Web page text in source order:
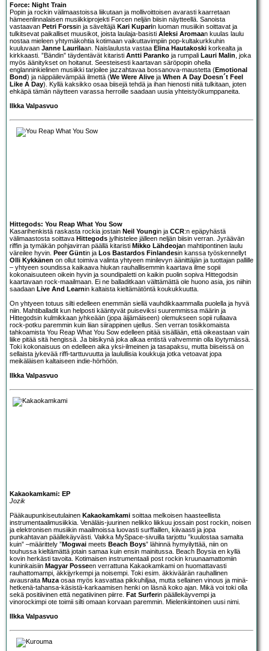
Force: Night Train
Popin ja rockin välimaastoissa liikutaan ja mollivoittoisen avarasti kaarretaan
hämeenlinnalaisen musiikkiprojekti Forcen neljän biisin näytteellä. Sanoista
vastaavan Petri Forssin ja säveltäjä Kari Kuparin luoman musiikin soittavat ja
tulkitsevat paikalliset muusikot, joista laulaja-basisti Aleksi Aromaan kuulas laulu
nostaa mieleen yhtymäkohtia kotimaan vaikuttavimpiin pop-kultakurkkuhin
kuuluvaan Janne Laurilaan. Naislaulusta vastaa Elina Hautakoski korkealta ja
kirkkaasti. ”Bändin” täydentävät kitaristi Antti Paranko ja rumpali Lauri Malin , joka
myös äänitykset on hoitanut. Seesteisesti kaartavan säröpopin ohella
englanninkielinen musiikki tarjoilee jazzahtavaa bossanova-maustetta (Emotional
Bond) ja näppäilevämpää ilmettä (We Were Alive ja When A Day Doesn´t Feel
Like A Day). Kyllä kaksikko osaa biisejä tehdä ja ihan hienosti niitä tulkitaan, joten
ehkäpä tämän näytteen varassa herroille saadaan uusia yhteistyökumppaneita.
Ilkka Valpasvuo
Hittegods: You Reap What You Sow
Kasarihenkistä raskasta rockia jostain Neil Youngin ja CCR:n epäpyhästä
välimaastosta soittava Hittegods jylhistelee jälleen neljän biisin verran. Jyräävän
riffin ja tymäkän pohjavirran päällä kitaristi Mikko Lähdeojan mahtipontinen laulu
väreilee hyvin. Peer Güntin ja Los Bastardos Finlandesin kanssa työskennellyt
Olli Kykkänen on ollut toimiva valinta yhtyeen minilevyn äänittäjän ja tuottajan pallille
– yhtyeen soundissa kaikaava hiukan rauhallisemmin kaartava ilme sopii
kokonaisuuteen oikein hyvin ja soundipaletti on kaikin puolin sopiva Hittegodsin
kaartavaan rock-maailmaan. Ei ne balladitkaan välttämättä ole huono asia, jos niihin
saadaan Live And Learnin kaltaista kieltämätöntä koukukkuutta.
On yhtyeen totuus silti edelleen enemmän siellä vauhdikkaammalla puolella ja hyvä
niin. Mahtiballadit kun helposti kääntyvät puiseviksi suuremmissa määrin ja
Hittegodsin kulmikkaan jyhkeään (jopa äijämäiseen) olemukseen sopii rullaava
rock-potku paremmin kuin liian siirappinen ujellus. Sen verran tosikkomaista
tahkoamista You Reap What You Sow edelleen pitää sisällään, että oikeastaan vain
liike pitää sitä hengissä. Ja biisikynä joka alkaa entistä vahvemmin olla löytymässä.
Toki kokonaisuus on edelleen aika yksi-ilmeinen ja tasapaksu, mutta biiseissä on
sellaista jykevää riffi-tarttuvuutta ja laulullisia koukkuja jotka vetoavat jopa
meikäläisen kaltaiseen indie-hörhöön.
Ilkka Valpasvuo
Kakaokamkami: EP
Jozik
Pääkaupunkiseutulainen Kakaokamkami soittaa melkoisen haasteellista
instrumentaalimusiikkia. Venäläis-juurinen nelikko liikkuu jossain post rockin, noisen
ja elektronisen musiikin maailmoissa luovasti surffaillen, kiivaasti ja jopa
punkahtavan päällekäyvästi. Vaikka MySpace-sivuilla tarjottu ”kuulostaa samalta
kuin” –määrittely ”Mogwai meets Beach Boys” lähinnä hymyilyttää, niin on
touhussa kieltämättä jotain samaa kuin ensin mainitussa. Beach Boysia en kyllä
kovin herkästi tavoita. Kotimaisen instrumentaali post rockin kruunaamattomiin
kuninkaisiin Magyar Posseen verrattuna Kakaokamkami on huomattavasti
rauhattomampi, äkkijyrkempi ja noisempi. Toki esim. äkkiväärän rauhallinen
avausraita Muza osaa myös kasvattaa pikkuhiljaa, mutta sellainen vinous ja minä-
hetkenä-tahansa-käsistä-karkaamisen henki on läsnä koko ajan. Mikä voi toki olla
sekä positiivinen että negatiivinen piirre. Fat Surferin päällekäyvempi ja
vinorockimpi ote toimii silti omaan korvaan paremmin. Mielenkiintoinen uusi nimi.
Ilkka Valpasvuo